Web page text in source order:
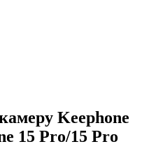
Keephone
15 Pro/15 Pro